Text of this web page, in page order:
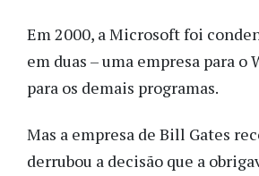
Em 2000, a Microsoft foi
em duas – uma empresa para o
para os demais programas.
Mas a empresa de Bill Gates
derrubou a decisão que a